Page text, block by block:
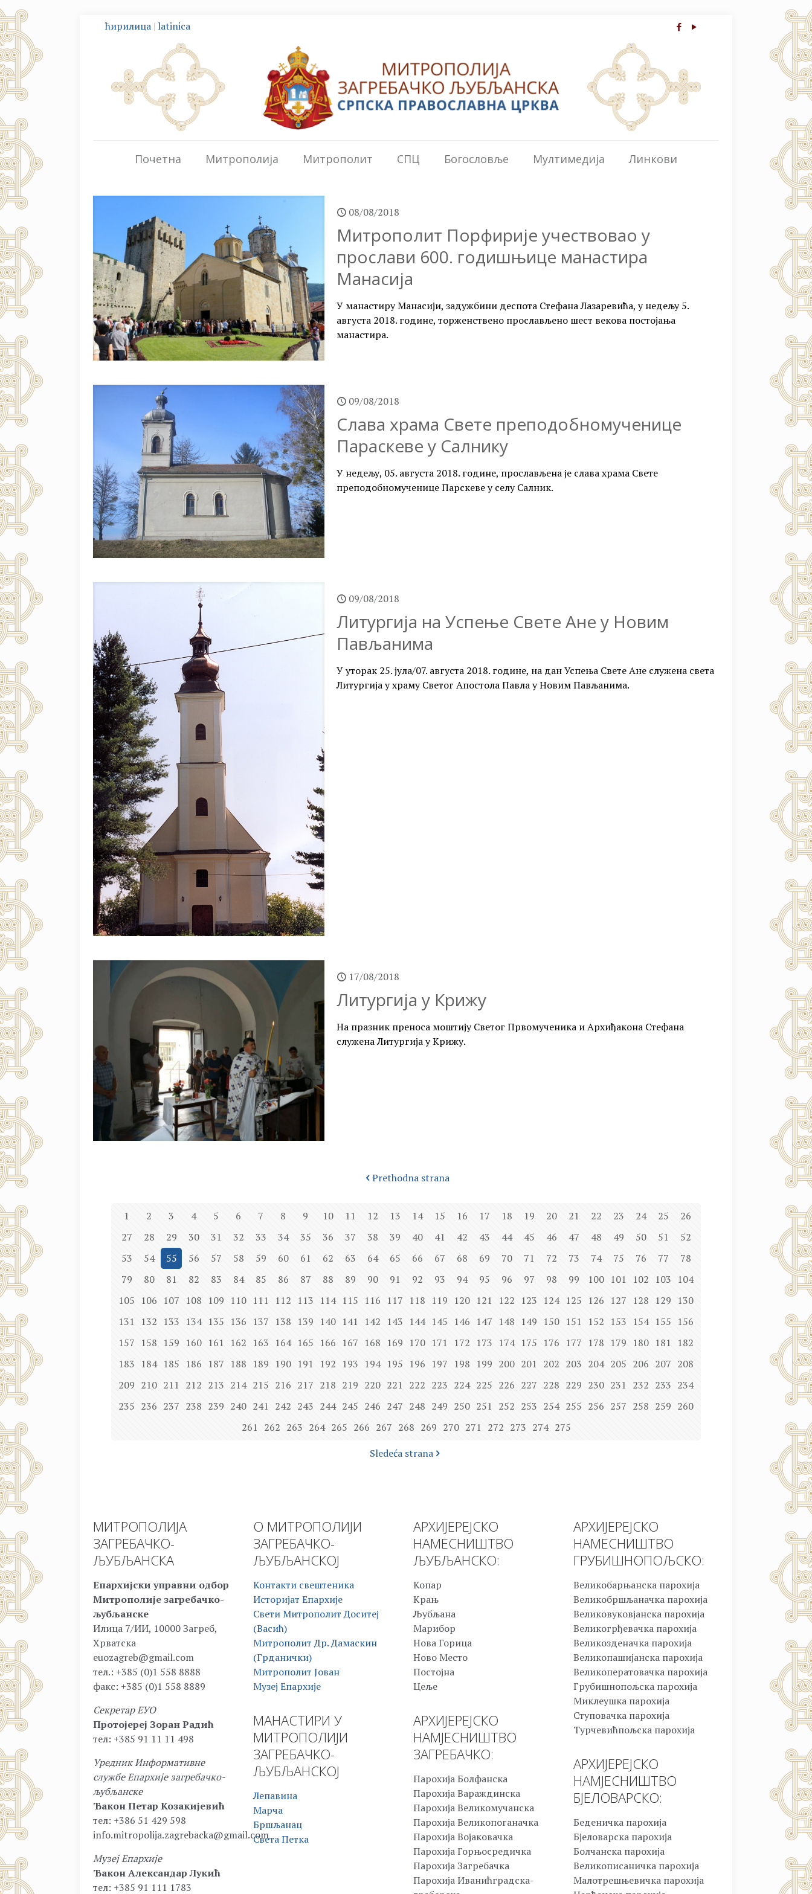
ћирилица | latinica
Почетна Митрополија Митрополит СПЦ Богословље Мултимедија Линкови
08/08/2018
Митрополит Порфирије учествовао у
прослави 600. годишњице манастира
Манасија
У манастиру Манасији, задужбини деспота Стефана Лазаревића, у недељу 5.
августа 2018. године, торженствено прослављено шест векова постојања
манастира.
09/08/2018
Слава храма Свете преподобномученице
Параскеве у Салнику
У недељу, 05. августа 2018. године, прослављена је слава храма Свете
преподобномученице Парскеве у селу Салник.
09/08/2018
Литургија на Успење Свете Ане у Новим
Пављанима
У уторак 25. јула/07. августа 2018. године, на дан Успења Свете Ане служена света
Литургија у храму Светог Апостола Павла у Новим Пављанима.
17/08/2018
Литургија у Крижу
На празник преноса моштију Светог Првомученика и Архиђакона Стефана
служена Литургија у Крижу.
Prethodna strana
1 2 3 4 5 6 7 8 9 10 11 12 13 14 15 16 17 18 19 20 21 22 23 24 25
26
27
28 29 30 31 32 33 34 35 36 37 38 39 40 41 42 43 44 45 46 47 48 49 50 51
52
53
54 55 56 57 58 59 60 61 62 63 64 65 66 67 68 69 70 71 72 73 74 75 76 77
78
79
80 81 82 83 84 85 86 87 88 89 90 91 92 93 94 95 96 97 98 99 100 101 102 103 104
105 106 107 108 109 110 111 112 113 114 115 116 117 118 119 120 121 122 123 124 125 126 127 128 129 130
131
132 133 134 135 136 137 138 139 140 141 142 143 144 145 146 147 148 149 150 151 152 153 154 155 156
157 158 159 160 161 162 163 164 165 166 167 168 169 170 171 172 173 174 175 176 177 178 179 180 181
182
183 184 185 186 187 188 189 190 191 192 193 194 195 196 197 198 199 200 201 202 203 204 205 206 207 208
209 210 211 212 213 214 215 216 217 218 219 220 221 222 223 224 225 226 227 228 229 230 231 232 233 234
235 236 237 238 239 240 241 242 243 244 245 246 247 248 249 250 251 252 253 254 255 256 257 258 259 260
261 262 263 264 265 266 267 268 269 270 271 272 273 274 275
Sledeća strana
МИТРОПОЛИЈА
ЗАГРЕБАЧКО-
ЉУБЉАНСКА
Епархијски управни одбор
Митрополије загребачко-
љубљанске
Илица 7/ИИ, 10000 Загреб,
Хрватска
euozagreb@gmail.com
тел.: +385 (0)1 558 8888
факс: +385 (0)1 558 8889
Секретар ЕУО
Протојереј Зоран Радић
тел: +385 91 11 11 498
Уредник Информативне
службе Епархије загребачко-
љубљанске
Ђакон Петар Козакијевић
тел: +386 51 429 598
info.mitropolija.zagrebacka@gmail.com
Музеј Епархије
Ђакон Александар Лукић
тел: +385 91 111 1783
О МИТРОПОЛИЈИ
ЗАГРЕБАЧКО-
ЉУБЉАНСКОЈ
Контакти свештеника
Историјат Епархије
Свети Митрополит Доситеј
(Васић)
Митрополит Др. Дамаскин
(Грданички)
Митрополит Јован
Музеј Епархије
МАНАСТИРИ У
МИТРОПОЛИЈИ
ЗАГРЕБАЧКО-
ЉУБЉАНСКОЈ
Лепавина
Марча
Бршљанац
Света Петка
АРХИЈЕРЕЈСКО
НАМЕСНИШТВО
ЉУБЉАНСКО:
Копар
Крањ
Љубљана
Марибор
Нова Горица
Ново Место
Постојна
Цеље
АРХИЈЕРЕЈСКО
НАМЈЕСНИШТВО
ЗАГРЕБАЧКО:
Парохија Болфанска
Парохија Вараждинска
Парохија Великомучанска
Парохија Великопоганачка
Парохија Војаковачка
Парохија Горњосредичка
Парохија Загребачка
Парохија Иванићградска-
АРХИЈЕРЕЈСКО
НАМЕСНИШТВО
ГРУБИШНОПОЉСКО:
Великобарњанска парохија
Великобршљаначка парохија
Великовуковјанска парохија
Великогрђевачка парохија
Великозденачка парохија
Великопашијанска парохија
Великоператовачка парохија
Грубишнопољска парохија
Миклеушка парохија
Ступовачка парохија
Турчевићпољска парохија
АРХИЈЕРЕЈСКО
НАМЈЕСНИШТВО
БЈЕЛОВАРСКО:
Беденичка парохија
Бјеловарска парохија
Болчанска парохија
Великописаничка парохија
Малотрешњевичка парохија